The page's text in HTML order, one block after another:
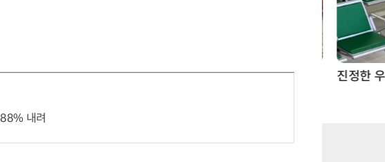
내려
“계속 쫓아왔다”…도망치던 우크라 민간인 공격한 러 자폭 드론